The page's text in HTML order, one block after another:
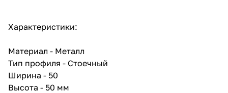
холодной прокатки гладкого
надежность конструкции.
Преимущества
Привычные размеры – профиль
ПС Gyproc Стандарт имеет
Характеристики:
Материал - Металл
Тип профиля - Стоечный
Ширина - 50
Высота - 50 мм